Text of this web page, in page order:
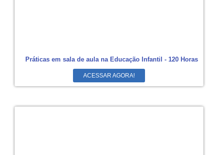
Práticas em sala de aula na Educação Infantil - 120 Horas
ACESSAR AGORA!